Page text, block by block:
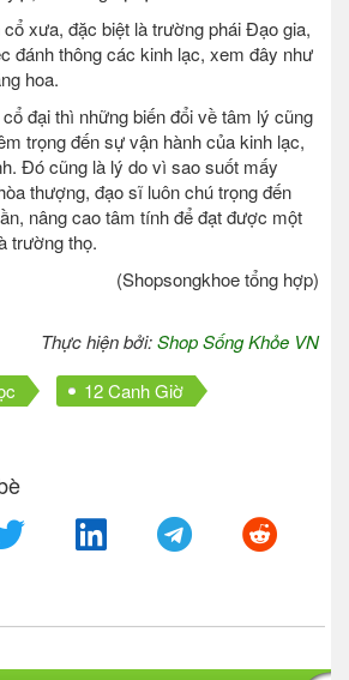
xưa, đặc biệt là trường phái Đạo gia,
đánh thông các kinh lạc, xem đây như
hoa.
đại thì những biến đổi về tâm lý cũng
trọng đến sự vận hành của kinh lạc,
Đó cũng là lý do vì sao suốt mấy
thượng, đạo sĩ luôn chú trọng đến
nâng cao tâm tính để đạt được một
trường thọ.
(Shopsongkhoe tổng hợp)
Thực hiện bởi:Shop Sống Khỏe VN
12 Canh Giờ